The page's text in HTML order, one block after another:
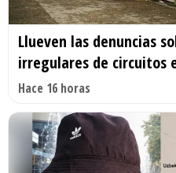
Llueven las denuncias
irregulares de circuitos
Hace 16 horas